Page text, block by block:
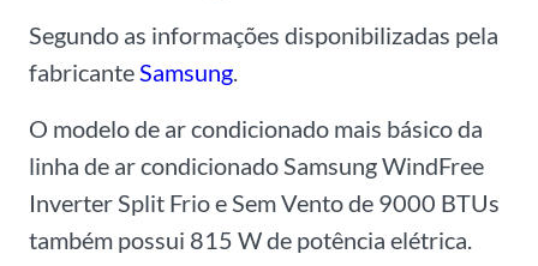
Segundo as informações disponibilizadas pela
fabricanteSamsung.
O modelo de ar condicionado mais básico da
linha de ar condicionado Samsung WindFree
Inverter Split Frio e Sem Vento de 9000 BTUs
também possui 815 W de potência elétrica.